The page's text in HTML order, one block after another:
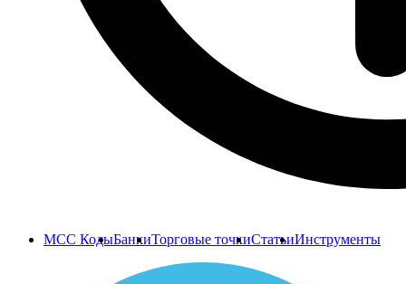
MCC КодыБанкиТорговые точкиСтатьиИнструменты